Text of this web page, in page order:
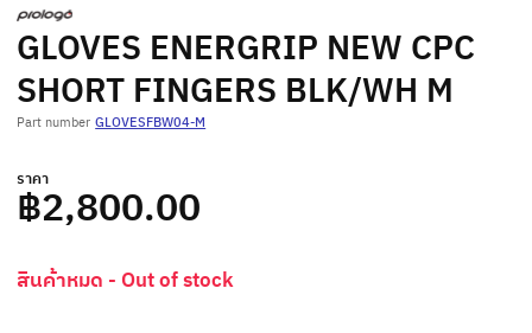
GLOVES ENERGRIP NEW CPC
SHORT FINGERS BLK/WH M
Part number GLOVESFBW04-M
ราคา
฿2,800.00
สินค้าหมด - Out of stock